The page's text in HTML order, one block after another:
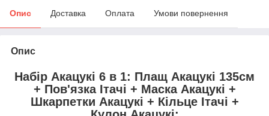
Опис Доставка Оплата Умови повернення
Опис
Набір Акацукі 6 в 1: Плащ Акацукі 135см
+ Пов'язка Ітачі + Маска Акацукі +
Шкарпетки Акацукі + Кільце Ітачі +